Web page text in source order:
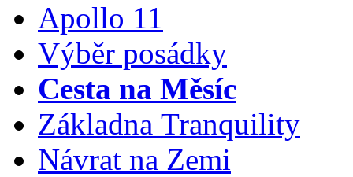
Apollo 11
Výběr posádky
Cesta na Měsíc
Základna Tranquility
Návrat na Zemi